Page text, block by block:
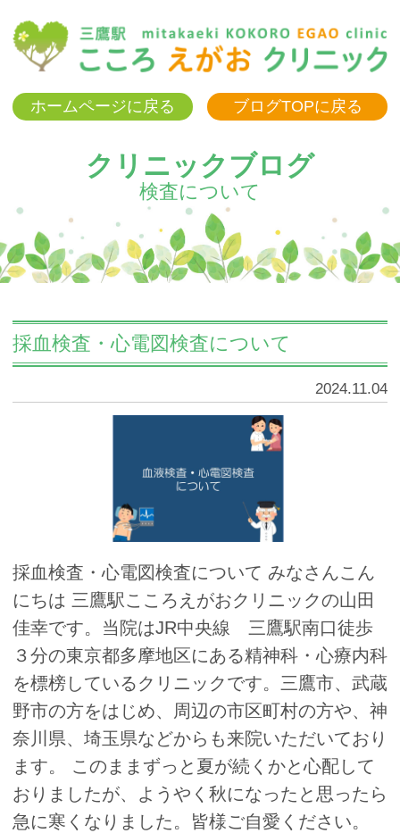
ホームページに戻る ブログTOPに戻る
クリニックブログ
検査について
採血検査・心電図検査について
2024.11.04
採血検査・心電図検査について みなさんこん
にちは 三鷹駅こころえがおクリニックの山田
佳幸です。当院はJR中央線 三鷹駅南口徒歩
３分の東京都多摩地区にある精神科・心療内科
を標榜しているクリニックです。三鷹市、武蔵
野市の方をはじめ、周辺の市区町村の方や、神
奈川県、埼玉県などからも来院いただいており
ます。 このままずっと夏が続くかと心配して
おりましたが、ようやく秋になったと思ったら
急に寒くなりました。皆様ご自愛ください。